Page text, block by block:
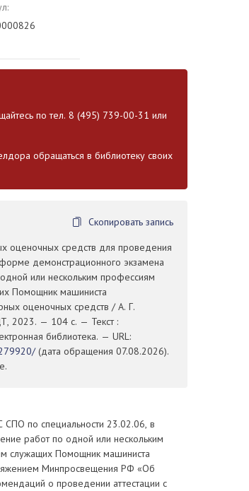
по тел. 8 (495) 739-00-31 или
обращаться в библиотеку своих
Скопировать запись
оценочных средств для проведения
демонстрационного экзамена
или нескольким профессиям
Помощник машиниста
оценочных средств / А. Г.
2023. — 104 с. — Текст :
библиотека. — URL:
(дата обращения 07.08.2026).
по специальности 23.02.06, в
работ по одной или нескольким
служащих Помощник машиниста
Минпросвещения РФ «Об
о проведении аттестации с